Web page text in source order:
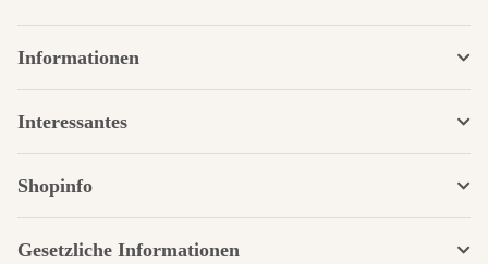
Informationen
Interessantes
Shopinfo
Gesetzliche Informationen